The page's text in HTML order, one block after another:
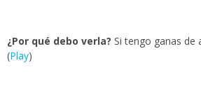
¿Por qué debo verla? Si tengo ganas de
(Play)